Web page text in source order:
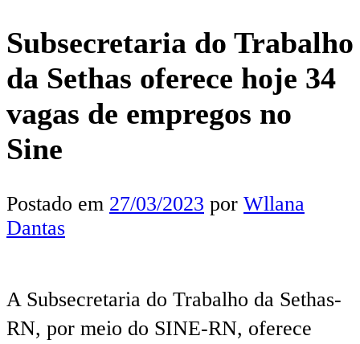
Subsecretaria do Trabalho
da Sethas oferece hoje 34
vagas de empregos no
Sine
Postado em 27/03/2023 por Wllana
Dantas
A Subsecretaria do Trabalho da Sethas-
RN, por meio do SINE-RN, oferece